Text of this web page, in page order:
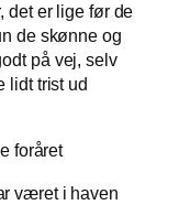
det er lige før de
de skønne og
på vej, selv
lidt trist ud
været i haven